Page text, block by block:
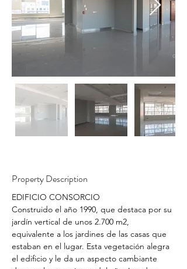
Property Description
EDIFICIO CONSORCIO
Construido el año 1990, que destaca por su
jardín vertical de unos 2.700 m2,
equivalente a los jardines de las casas que
estaban en el lugar. Esta vegetación alegra
el edificio y le da un aspecto cambiante